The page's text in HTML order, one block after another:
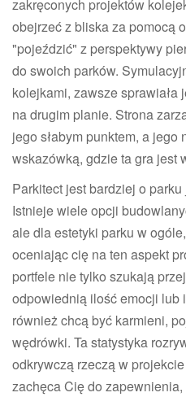
zakręconych projektów
obejrzeć z bliska za pomocą
"pojeździć" z perspektywy
do swoich parków.
kolejkami, zawsze sprawiała
na drugim planie. Strona
jego słabym punktem, a
wskazówką, gdzie ta gra jest
Parkitect jest bardziej o
Istnieje wiele opcji
ale dla estetyki parku w
oceniając cię na ten aspekt
portfele nie tylko szukają
odpowiednią ilość emocji lub
również chcą być karmieni,
wędrówki. Ta statystyka
odkrywczą rzeczą w
zachęca Cię do